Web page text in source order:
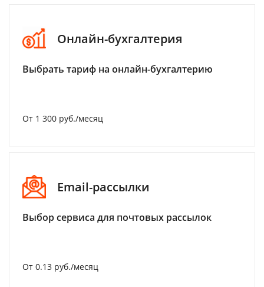
Онлайн-бухгалтерия
Выбрать тариф на онлайн-бухгалтерию
От 1 300 руб./месяц
Email-рассылки
Выбор сервиса для почтовых рассылок
От 0.13 руб./месяц